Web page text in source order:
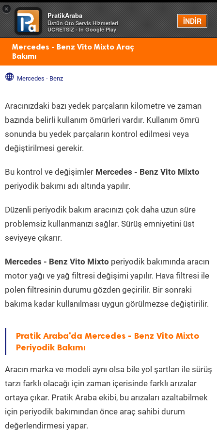
×
PratikAraba
Üstün Oto Servis Hizmetleri
ÜCRETSİZ - In Google Play
İNDİR
Menü
Mercedes - Benz Vito Mixto Araç
Bakımı
Mercedes - Benz
Aracınızdaki bazı yedek parçaların kilometre ve zaman
bazında belirli kullanım ömürleri vardır. Kullanım ömrü
sonunda bu yedek parçaların kontrol edilmesi veya
değiştirilmesi gerekir.
Bu kontrol ve değişimler Mercedes - Benz Vito Mixto
periyodik bakımı adı altında yapılır.
Düzenli periyodik bakım aracınızı çok daha uzun süre
problemsiz kullanmanızı sağlar. Sürüş emniyetini üst
seviyeye çıkarır.
Mercedes - Benz Vito Mixto periyodik bakımında aracın
motor yağı ve yağ filtresi değişimi yapılır. Hava filtresi ile
polen filtresinin durumu gözden geçirilir. Bir sonraki
bakıma kadar kullanılması uygun görülmezse değiştirilir.
Pratik Araba'da Mercedes - Benz Vito Mixto
Periyodik Bakımı
Aracın marka ve modeli aynı olsa bile yol şartları ile sürüş
tarzı farklı olacağı için zaman içerisinde farklı arızalar
ortaya çıkar. Pratik Araba ekibi, bu arızaları azaltabilmek
için periyodik bakımından önce araç sahibi durum
değerlendirmesi yapar.